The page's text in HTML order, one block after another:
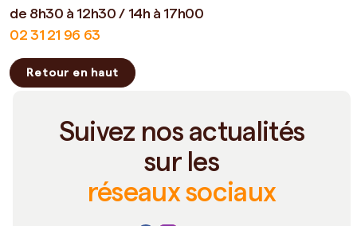
de 8h30 à 12h30 / 14h à 17h00
02 31 21 96 63
Retour en haut
Suivez nos actualités
sur les
réseaux sociaux